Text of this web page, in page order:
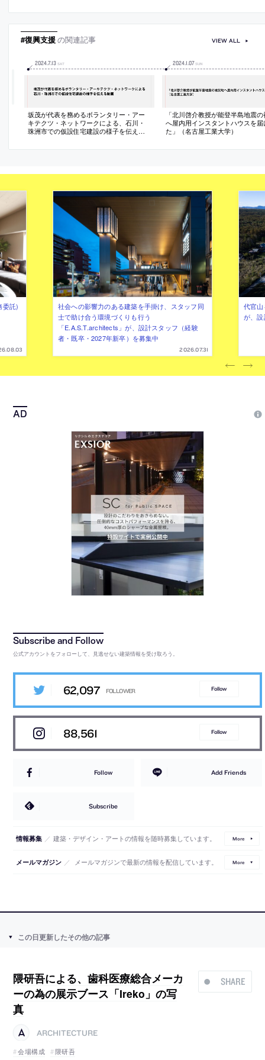
の
術工芸大学」が受賞
#復興支援の関連記事
2024.7.13 SAT
坂茂が代表を務めるボランタリー・アー
キテクツ・ネットワークによる、石川・
珠洲市での仮設住宅建設の様子を伝える
2024.1 07 SUN
「北川啓介教授が能登半島地震
へ屋内用インスタントハウスを届
た」（名古屋工業大学）
VIEW ALL
委託)
社会への影響力のある建築を手掛け、スタッフ同
士で助け合う環境づくりも行う
「E.A.S.T.architects」が、設計スタッフ（経験
者・既卒・2027年新卒）を募集中
2026.07.31
代官
が、
公式アカウントをフォローして、見逃せない建築情報を受け取ろう。
62,097 Follow
88,561 Follow
Follow Add Friends
Subscribe
情報募集 ／ 建築・デザイン・アートの情報を随時募集しています。 More
メールマガジン ／ メールマガジンで最新の情報を配信しています。 More
この日更新したその他の記事
SHARE
隈研吾による、歯科医療総合メーカ
ーの為の展示ブース「Ireko」の写
真
ARCHITECTURE
会場構成
隈研吾